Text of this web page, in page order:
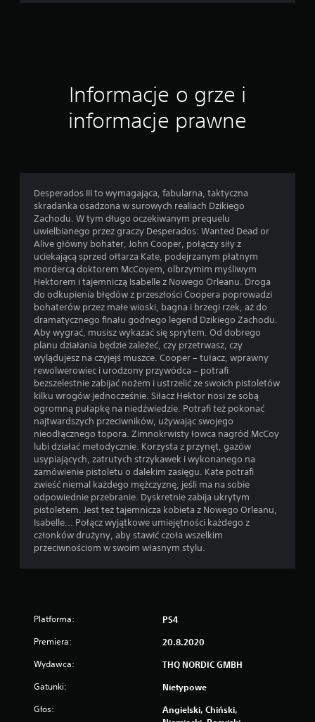
Informacje o grze i
informacje prawne
Desperados III to wymagająca, fabularna, taktyczna
skradanka osadzona w surowych realiach Dzikiego
Zachodu. W tym długo oczekiwanym prequelu
uwielbianego przez graczy Desperados: Wanted Dead or
Alive główny bohater, John Cooper, połączy siły z
uciekającą sprzed ołtarza Kate, podejrzanym płatnym
mordercą doktorem McCoyem, olbrzymim myśliwym
Hektorem i tajemniczą Isabelle z Nowego Orleanu. Droga
do odkupienia błędów z przeszłości Coopera poprowadzi
bohaterów przez małe wioski, bagna i brzegi rzek, aż do
dramatycznego finału godnego legend Dzikiego Zachodu.
Aby wygrać, musisz wykazać się sprytem. Od dobrego
planu działania będzie zależeć, czy przetrwasz, czy
wylądujesz na czyjejś muszce. Cooper – tułacz, wprawny
rewolwerowiec i urodzony przywódca – potrafi
bezszelestnie zabijać nożem i ustrzelić ze swoich pistoletów
kilku wrogów jednocześnie. Siłacz Hektor nosi ze sobą
ogromną pułapkę na niedźwiedzie. Potrafi też pokonać
najtwardszych przeciwników, używając swojego
nieodłącznego topora. Zimnokrwisty łowca nagród McCoy
lubi działać metodycznie. Korzysta z przynęt, gazów
usypiających, zatrutych strzykawek i wykonanego na
zamówienie pistoletu o dalekim zasięgu. Kate potrafi
zwieść niemal każdego mężczyznę, jeśli ma na sobie
odpowiednie przebranie. Dyskretnie zabija ukrytym
pistoletem. Jest też tajemnicza kobieta z Nowego Orleanu,
Isabelle... Połącz wyjątkowe umiejętności każdego z
członków drużyny, aby stawić czoła wszelkim
przeciwnościom w swoim własnym stylu.
Platforma: PS4
Premiera: 20.8.2020
Wydawca: THQ NORDIC GMBH
Gatunki: Nietypowe
Głos:
Angielski, Chiński,